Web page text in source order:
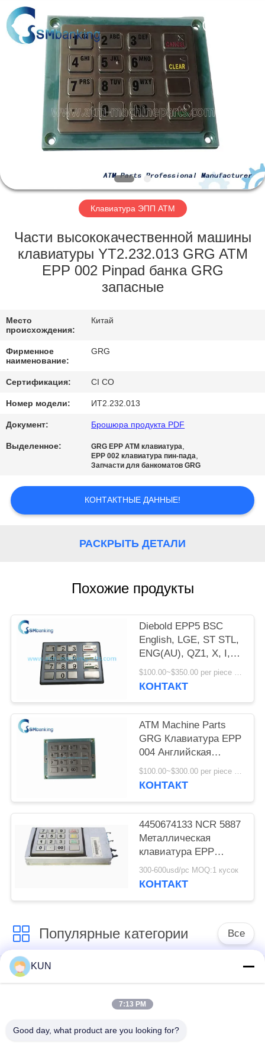
ПРОДУКТЫ
ПУТЕШЕСТВИЕ
ФАБРИКИ
ПРОВЕРКА
КАЧЕСТВА
МЫ
НОВОСТИ
СПРОСИТЕ
ЦИТАТУ
PRIVACY
International
Trade
Co.,Ltd..
Rights
Reserved.
Клавиатура ЭПП АТМ
Части высококачественной машины
клавиатуры YT2.232.013 GRG ATM
EPP 002 Pinpad банка GRG
запасные
Место
происхождения:
Китай
Фирменное
наименование:
GRG
Сертификация: CI CO
Номер модели: ИТ2.232.013
Документ: Брошюра продукта PDF
Выделенное: GRG EPP ATM клавиатура,
EPP 002 клавиатура пин-пада,
Запчасти для банкоматов GRG
КОНТАКТНЫЕ ДАННЫЕ!
РАСКРЫТЬ ДЕТАЛИ
Похожие продукты
Diebold EPP5 BSC
English, LGE, ST STL,
ENG(AU), QZ1, X, I,
O, _ 49-216680-
707A/49216680707A
$100.00~$350.00 per piece MOQ:1
КОНТАКТ
ATM Machine Parts
GRG Клавиатура EPP
004 Английская
клавиатура
YT2.232.0301
$100.00~$300.00 per piece MOQ:1
КОНТАКТ
4450674133 NCR 5887
Металлическая
клавиатура EPP
клавиатура 445-
0674133
300-600usd/pc MOQ:1 кусок
КОНТАКТ
Популярные категории Все
части машины atm
Части Wincor Nixdorf
KUN
7:13 PM
Good day, what product are you looking for?